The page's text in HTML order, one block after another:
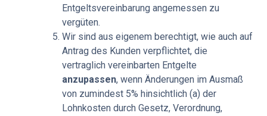
Entgeltsvereinbarung angemessen zu
vergüten.
Wir sind aus eigenem berechtigt, wie auch auf
Antrag des Kunden verpflichtet, die
vertraglich vereinbarten Entgelte
anzupassen, wenn Änderungen im Ausmaß
von zumindest 5% hinsichtlich (a) der
Lohnkosten durch Gesetz, Verordnung,